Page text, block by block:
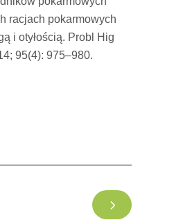
racjach pokarmowych
i otyłością. Probl Hig
95(4): 975–980.